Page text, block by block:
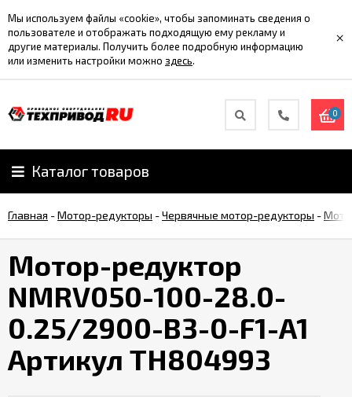
Мы используем файлы «cookie», чтобы запоминать сведения о
пользователе и отображать подходящую ему рекламу и
другие материалы. Получить более подробную информацию
или изменить настройки можно здесь.
×
0
Каталог товаров
Главная -Мотор-редукторы -Червячные мотор-редукторы -
Мотор-редуктор
NMRV050-100-28.0-
0.25/2900-B3-0-F1-A1
Артикул TH804993